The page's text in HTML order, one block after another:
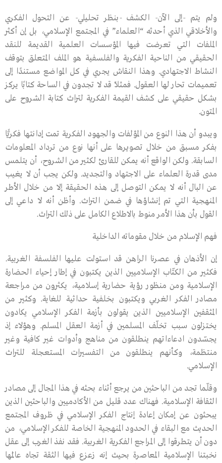
ولم يتم -إلى الآن- الكشف -بنظر تحليلي- عن التحول الفكري
والأخلاقي الذي أحدثه “العلماء” في المجتمع الإسلامي، بل إن أكثر
الملفات التي تعرضت فيها المؤسسات العلمية القديمة للنقد
الحقيقي من الناحية الفكرية والفلسفية هو الملف المتعلق بتوقف
النشاط الاجتهادي. وهذا النقاش يجري في كل المواضع مستندًا إلى
تعميمات تحار لها العقول. فمثلاً قد لا تجدون في الساحة كتابًا يركز
بشكل حقيقي على كشف القيمة الفكرية لتراث كتابة الشروح على
المتون.
ويبدو أن هذا النوع من المؤلفات والجهود الفكرية تمت إدانتها فكريًّا
بفكر مسبق من خلال تصويرها على أنها نوع من ترداد المعلومات
السابقة. ولكن الواقع أنه يمكن للقارئ لكثير من الشروح، أن يتلمس
مدى قدرة العلماء على الاجتهاد والتجديد. ولكن يجب أن لا يغيب
عن البال أنه لا يمكن التوصل إلى هذه الحقيقة إلا من خلال الأطر
المنهجية التي تم إنشاؤها في ضمن التراث. وأظن أنه لا داعي إلى
القول بأن هذا الأمر منوط بالاطلاع الكامل على ذلك التراث.
فهم الإسلام من خلال مقوماته الداخلية
إن الأذهان في عصرنا الراهن قد استولت عليها الفلسفة الغربية.
فكثير من الكتّاب الإسلاميين الذين يكتبون في إطار إحياء الحضارة
الإسلامية ومن منظور رؤية حضارية إسلامية، يكثرون من مراجعة
مصادر الفكر الغربي ويكتبون بخلفية حداثية للغاية. وكثير من
المثقفين الإسلاميين الذين يقولون بأزمة الفكر الإسلامي يكادون
يختزلون سبب تخلّف المسلمين في أزمة العقل المسلم. وهؤلاء إذ
يجسّدون ادعاءاتهم ينطلقون من مناهج وأدوات غير كافية وغير
منتظمة، وكأنهم ينطلقون من التفسيرات المستعجلة للتراث
الإسلامي.
وقلّما تجد من الباحثين من يرجع أثناء بحثه في هذا المجال إلى مصادر
الثقافة الإسلامية. فهناك عدد قليل من الأكادميين والباحثين الذين
يبحثون عن إمكان إعادة إنتاج الفكر الإسلامي في ظروف المجتمع
الحديث مع البقاء في الحدود المنهجية الخاصة للفكر الإسلامي، من
دون أن يتطرقوا إلى المراجع الفكرية الغربية. فقد نفذ الغرب إلى عقل
نخبتنا الإسلامية المعاصرة بحيث إنه زعزع فيها الثقة تجاه عالَمها